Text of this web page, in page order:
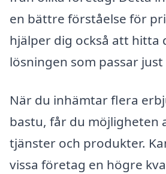
en bättre förståelse för
hjälper dig också att hitta
lösningen som passar
När du inhämtar flera
bastu, får du möjligheten
tjänster och produkter.
vissa företag en högre